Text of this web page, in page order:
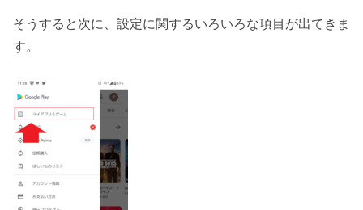
そうすると次に、設定に関するいろいろな項目が出てきま
す。